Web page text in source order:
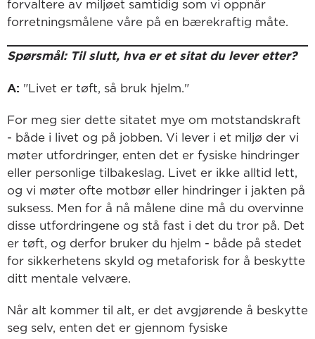
forvaltere av miljøet samtidig som vi oppnår
forretningsmålene våre på en bærekraftig måte.
Spørsmål: Til slutt, hva er et sitat du lever etter?
A: "Livet er tøft, så bruk hjelm."
For meg sier dette sitatet mye om motstandskraft
- både i livet og på jobben. Vi lever i et miljø der vi
møter utfordringer, enten det er fysiske hindringer
eller personlige tilbakeslag. Livet er ikke alltid lett,
og vi møter ofte motbør eller hindringer i jakten på
suksess. Men for å nå målene dine må du overvinne
disse utfordringene og stå fast i det du tror på. Det
er tøft, og derfor bruker du hjelm - både på stedet
for sikkerhetens skyld og metaforisk for å beskytte
ditt mentale velvære.
Når alt kommer til alt, er det avgjørende å beskytte
seg selv, enten det er gjennom fysiske